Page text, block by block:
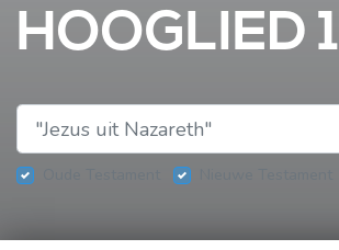
HOOGLIED 1